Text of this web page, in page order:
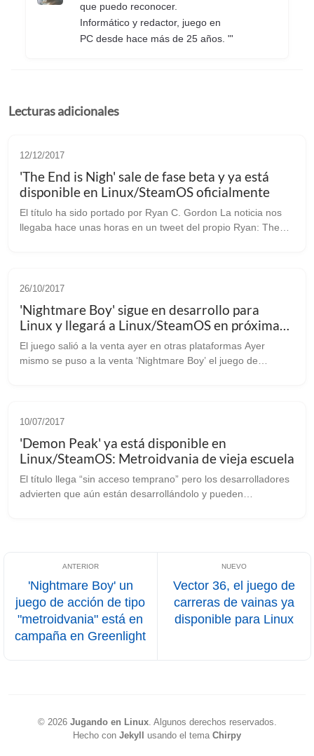
que puedo reconocer.
Informático y redactor, juego en
PC desde hace más de 25 años. "'
Lecturas adicionales
12/12/2017
'The End is Nigh' sale de fase beta y ya está
disponible en Linux/SteamOS oficialmente
El título ha sido portado por Ryan C. Gordon La noticia nos
llegaba hace unas horas en un tweet del propio Ryan: The
26/10/2017
'Nightmare Boy' sigue en desarrollo para
Linux y llegará a Linux/SteamOS en próximas
fechas
El juego salió a la venta ayer en otras plataformas Ayer
mismo se puso a la venta ‘Nightmare Boy’ el juego de
10/07/2017
'Demon Peak' ya está disponible en
Linux/SteamOS: Metroidvania de vieja escuela
El título llega “sin acceso temprano” pero los desarrolladores
advierten que aún están desarrollándolo y pueden
'Nightmare Boy' un
juego de acción de tipo
"metroidvania" está en
campaña en Greenlight
Vector 36, el juego de
carreras de vainas ya
disponible para Linux
© 2026 Jugando en Linux. Algunos derechos reservados.
Hecho con Jekyll usando el tema Chirpy